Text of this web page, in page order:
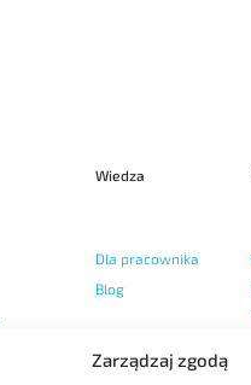
Zarządzaj zgodą
Wiedza
Dla pracownika
Blog